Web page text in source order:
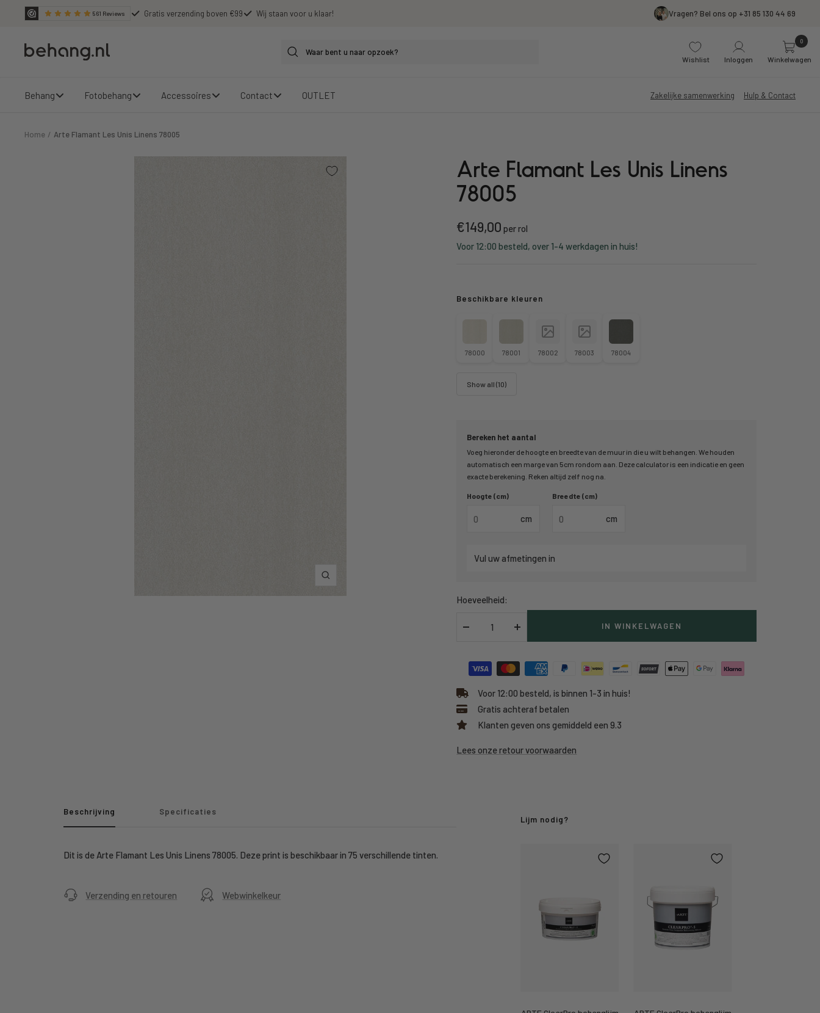
561 Reviews Gratis verzending boven €99 Wij staan voor u klaar! Vragen? Bel ons op +31 85 130 44 69
Behang.nl
Wishlist Inloggen Winkelwagen
0
Behang Fotobehang Accessoires Contact OUTLET Zakelijke samenwerking Hulp & Contact
Home Arte Flamant Les Unis Linens 78005
Inzoomen
Arte Flamant Les Unis Linens
78005
Kortings
prijs
€149,00 per rol
Voor 12:00 besteld, over 1-4 werkdagen in huis!
Bereken het aantal
Voeg hieronder de hoogte en breedte van de muur in die u wilt behangen. We houden
automatisch een marge van 5cm rondom aan. Deze calculator is een indicatie en geen
exacte berekening. Reken altijd zelf nog na.
Hoogte (cm)
cm
Breedte (cm)
cm
Vul uw afmetingen in
Beschikbare kleuren
78000 78001 78002 78003 78004
Show all (10)
Hoeveelheid:
Verlaag
IN WINKELWAGEN
Voor 12:00 besteld, is binnen 1-3 in huis!
Gratis achteraf betalen
Klanten geven ons gemiddeld een 9.3
Lees onze retour voorwaarden
Beschrijving Specificaties
Dit is de Arte Flamant Les Unis Linens 78005. Deze print is beschikbaar in 75 verschillende tinten.
Verzending en retouren Webwinkelkeur
Lijm nodig?